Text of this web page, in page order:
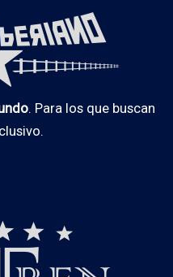
. Para los que buscan